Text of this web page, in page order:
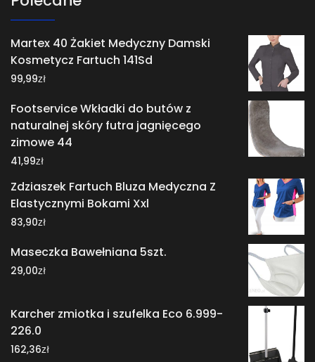
Martex 40 Żakiet Medyczny Damski
Kosmetycz Fartuch 141Sd
99,99zł
Footservice Wkładki do butów z
naturalnej skóry futra jagnięcego
zimowe 44
41,99zł
Zdziaszek Fartuch Bluza Medyczna Z
Elastycznymi Bokami Xxl
83,90zł
Maseczka Bawełniana 5szt.
29,00zł
Karcher zmiotka i szufelka Eco 6.999-
226.0
162,36zł